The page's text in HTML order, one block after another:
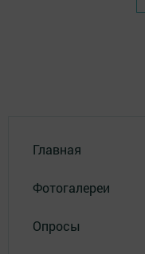
Главная
Фотогалереи
Опросы